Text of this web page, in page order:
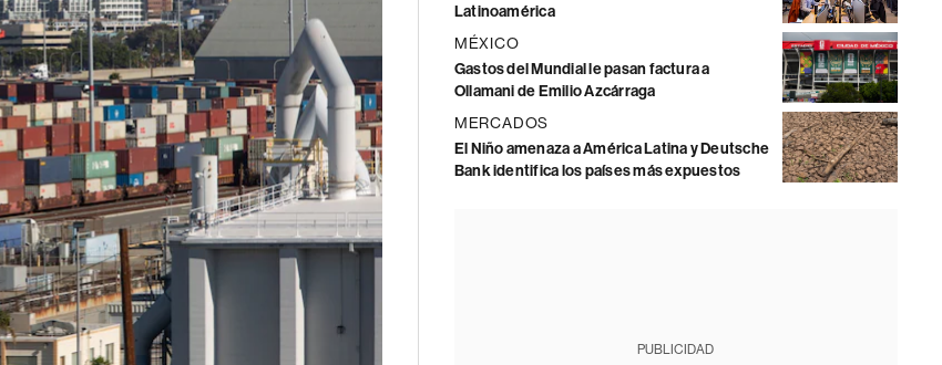
Latinoamérica
MÉXICO
Gastos del Mundial le pasan factura a
Ollamani de Emilio Azcárraga
MERCADOS
El Niño amenaza a América Latina y Deutsche
Bank identifica los países más expuestos
PUBLICIDAD